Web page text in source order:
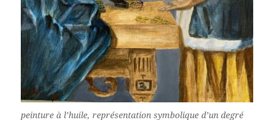
peinture à l’huile, représentation symbolique d’un degré